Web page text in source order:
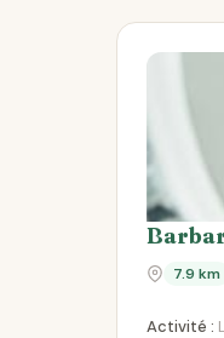
7.9 km
Activité :